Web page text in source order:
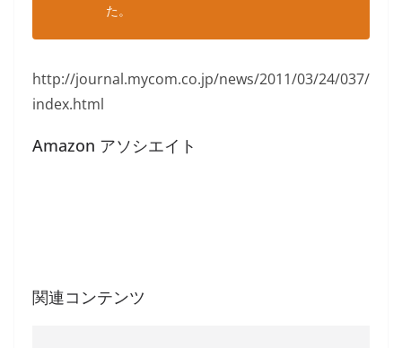
た。
http://journal.mycom.co.jp/news/2011/03/24/037/
index.html
Amazon アソシエイト
関連コンテンツ